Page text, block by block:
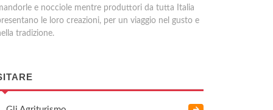
e nocciole mentre produttori da tutta Italia
le loro creazioni, per un viaggio nel gusto e
tradizione.